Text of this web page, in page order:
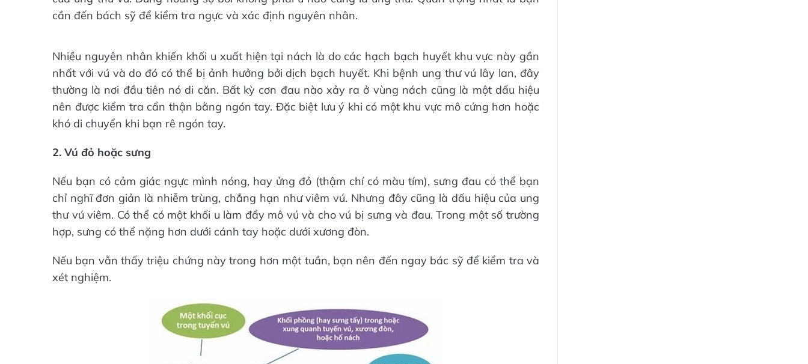
cần đến bách sỹ để kiểm tra ngực và xác định nguyên nhân.
Nhiều nguyên nhân khiến khối u xuất hiện tại nách là do các hạch bạch huyết khu vực này gần
nhất với vú và do đó có thể bị ảnh hưởng bởi dịch bạch huyết. Khi bệnh ung thư vú lây lan, đây
thường là nơi đầu tiên nó di căn. Bất kỳ cơn đau nào xảy ra ở vùng nách cũng là một dấu hiệu
nên được kiểm tra cẩn thận bằng ngón tay. Đặc biệt lưu ý khi có một khu vực mô cứng hơn hoặc
khó di chuyển khi bạn rê ngón tay.
2. Vú đỏ hoặc sưng
Nếu bạn có cảm giác ngực mình nóng, hay ửng đỏ (thậm chí có màu tím), sưng đau có thể bạn
chỉ nghĩ đơn giản là nhiễm trùng, chẳng hạn như viêm vú. Nhưng đây cũng là dấu hiệu của ung
thư vú viêm. Có thể có một khối u làm đẩy mô vú và cho vú bị sưng và đau. Trong một số trường
hợp, sưng có thể nặng hơn dưới cánh tay hoặc dưới xương đòn.
Nếu bạn vẫn thấy triệu chứng này trong hơn một tuần, bạn nên đến ngay bác sỹ để kiểm tra và
xét nghiệm.